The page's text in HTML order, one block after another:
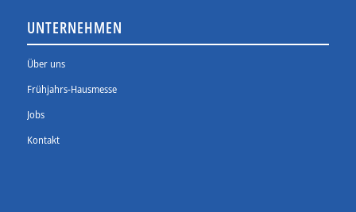
UNTERNEHMEN
Über uns
Frühjahrs-Hausmesse
Jobs
Kontakt